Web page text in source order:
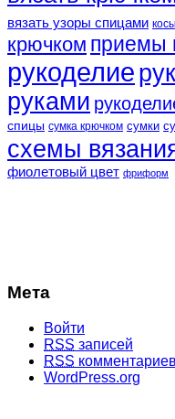
вязать узоры спицами косы
крючком приемы
рукоделие
руками
спицы сумка крючком сумки
схемы
фиолетовый цвет фриформ
Мета
Войти
RSS записей
RSS комментариев
WordPress.org